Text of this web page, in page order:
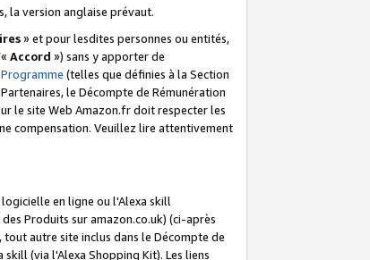
la version anglaise prévaut.
» et pour lesdites personnes ou entités,
Accord ») sans y apporter de
(telles que définies à la Section
le Décompte de Rémunération
le site Web Amazon.fr doit respecter les
compensation. Veuillez lire attentivement
en ligne ou l'Alexa skill
Produits sur amazon.co.uk) (ci-après
autre site inclus dans le Décompte de
skill (via l'Alexa Shopping Kit). Les liens